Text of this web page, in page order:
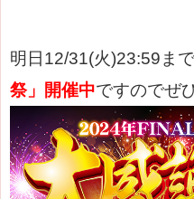
明日12/31(火)23:59まで
祭」
開催中ですのでぜ